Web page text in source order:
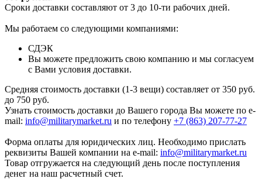
Сроки доставки составляют от 3 до 10-ти рабочих дней.
Мы работаем со следующими компаниями:
СДЭК
Вы можете предложить свою компанию и мы согласуем
с Вами условия доставки.
Средняя стоимость доставки (1-3 вещи) составляет от 350 руб.
до 750 руб.
Узнать стоимость доставки до Вашего города Вы можете по e-
mail: info@militarymarket.ru и по телефону +7 (863) 207-77-27
Форма оплаты для юридических лиц. Необходимо прислать
реквизиты Вашей компании на е-mail: info@militarymarket.ru
Товар отгружается на следующий день после поступления
денег на наш расчетный счет.